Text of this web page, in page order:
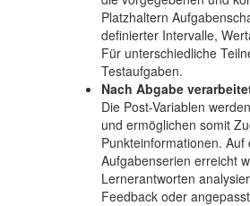
Platzhaltern
definierter Intervalle,
Für unterschiedliche
Testaufgaben.
Nach Abgabe
Die Post-Variablen
und ermöglichen somit
Punkteinformationen.
Aufgabenserien erreicht
Lernerantworten
Feedback oder